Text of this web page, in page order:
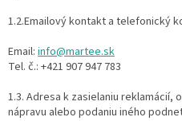
1.2.Emailový kontakt a telefonický
Email: info@martee.sk
Tel. č.: +421 907 947 783
1.3. Adresa k zasielaniu reklamácií,
nápravu alebo podaniu iného